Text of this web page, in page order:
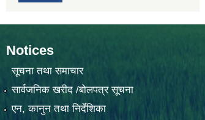
Notices
सूचना तथा समाचार
सार्वजनिक खरीद /बोलपत्र सूचना
एन, कानुन तथा निर्देशिका